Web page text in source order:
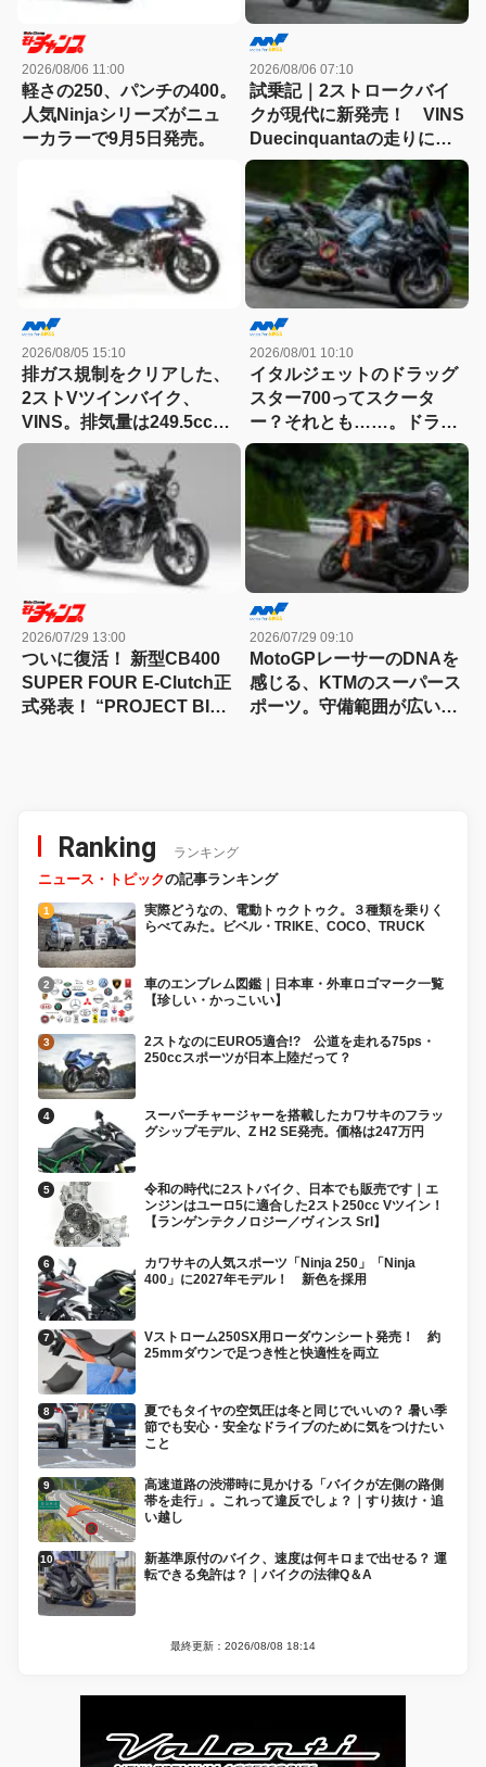
2026/08/06 11:00
軽さの250、パンチの400。
人気Ninjaシリーズがニュ
ーカラーで9月5日発売。
2026/08/06 07:10
試乗記｜2ストロークバイ
クが現代に新発売！ VINS
Duecinquantaの走りに大
感動
2026/08/05 15:10
排ガス規制をクリアした、
2ストVツインバイク、
VINS。排気量は249.5cc、
83HPを絞り出す。そのエ
ンジンの技術とは
2026/08/01 10:10
イタルジェットのドラッグ
スター700ってスクータ
ー？それとも……。ドラッ
グスター700ツイン・リミ
テッドエディション試乗記
2026/07/29 13:00
ついに復活！ 新型CB400
SUPER FOUR E-Clutch正
式発表！ “PROJECT BIG-
2026/07/29 09:10
MotoGPレーサーのDNAを
感じる、KTMのスーパース
ポーツ。守備範囲が広い史
Ranking ランキング
ニュース・トピックの記事ランキング
実際どうなの、電動トゥクトゥク。３種類を乗りく
らべてみた。ビベル・TRIKE、COCO、TRUCK
車のエンブレム図鑑｜日本車・外車ロゴマーク一覧
【珍しい・かっこいい】
2ストなのにEURO5適合!? 公道を走れる75ps・
250ccスポーツが日本上陸だって？
スーパーチャージャーを搭載したカワサキのフラッ
グシップモデル、Z H2 SE発売。価格は247万円
令和の時代に2ストバイク、日本でも販売です｜エ
ンジンはユーロ5に適合した2スト250cc Vツイン！
【ランゲンテクノロジー／ヴィンス Srl】
カワサキの人気スポーツ「Ninja 250」「Ninja
400」に2027年モデル！ 新色を採用
Vストローム250SX用ローダウンシート発売！ 約
25mmダウンで足つき性と快適性を両立
夏でもタイヤの空気圧は冬と同じでいいの？ 暑い季
節でも安心・安全なドライブのために気をつけたい
こと
高速道路の渋滞時に見かける「バイクが左側の路側
帯を走行」。これって違反でしょ？｜すり抜け・追
い越し
新基準原付のバイク、速度は何キロまで出せる？ 運
転できる免許は？｜バイクの法律Q＆A
最終更新：2026/08/08 18:14